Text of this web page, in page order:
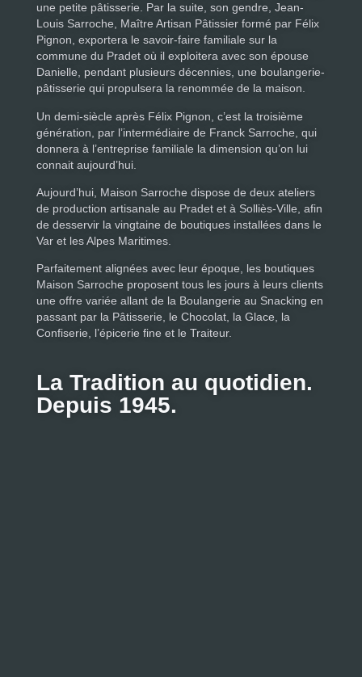
une petite pâtisserie. Par la suite, son gendre, Jean-
Louis Sarroche, Maître Artisan Pâtissier formé par Félix
Pignon, exportera le savoir-faire familiale sur la
commune du Pradet où il exploitera avec son épouse
Danielle, pendant plusieurs décennies, une boulangerie-
pâtisserie qui propulsera la renommée de la maison.
Un demi-siècle après Félix Pignon, c’est la troisième
génération, par l’intermédiaire de Franck Sarroche, qui
donnera à l’entreprise familiale la dimension qu’on lui
connait aujourd’hui.
Aujourd’hui, Maison Sarroche dispose de deux ateliers
de production artisanale au Pradet et à Solliès-Ville, afin
de desservir la vingtaine de boutiques installées dans le
Var et les Alpes Maritimes.
Parfaitement alignées avec leur époque, les boutiques
Maison Sarroche proposent tous les jours à leurs clients
une offre variée allant de la Boulangerie au Snacking en
passant par la Pâtisserie, le Chocolat, la Glace, la
Confiserie, l’épicerie fine et le Traiteur.
La Tradition au quotidien.
Depuis 1945.